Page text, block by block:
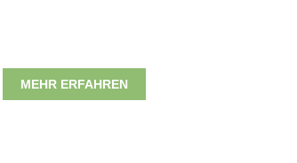
MEHR ERFAHREN